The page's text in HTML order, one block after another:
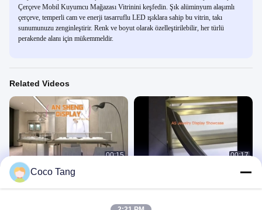
Çerçeve Mobil Kuyumcu Mağazası Vitrinini keşfedin. Şık alüminyum alaşımlı
çerçeve, temperli cam ve enerji tasarruflu LED ışıklara sahip bu vitrin, takı
sunumunuzu zenginleştirir. Renk ve boyut olarak özelleştirilebilir, her türlü
perakende alanı için mükemmeldir.
Related Videos
00:15
Ticari Kuyumcu Mağazasında
Duvara Asma Tip Şampanya Altın
00:17
Coco Tang